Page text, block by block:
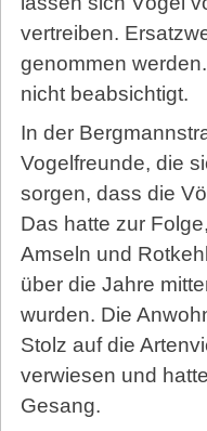
vertreiben.
genommen
nicht beabsichtigt.
In der
Vogelfreunde, die
sorgen, dass die
Das hatte zur
Amseln und
über die Jahre
wurden. Die
Stolz auf die
verwiesen und
Gesang.